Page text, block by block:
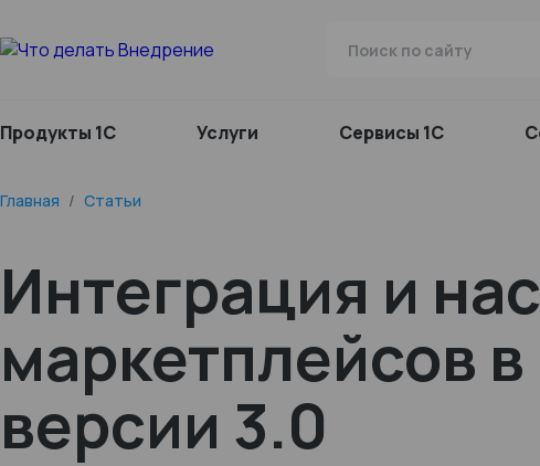
Продукты 1С Услуги Сервисы 1С
Главная / Статьи
Интеграция и
маркетплейсов
версии 3.0